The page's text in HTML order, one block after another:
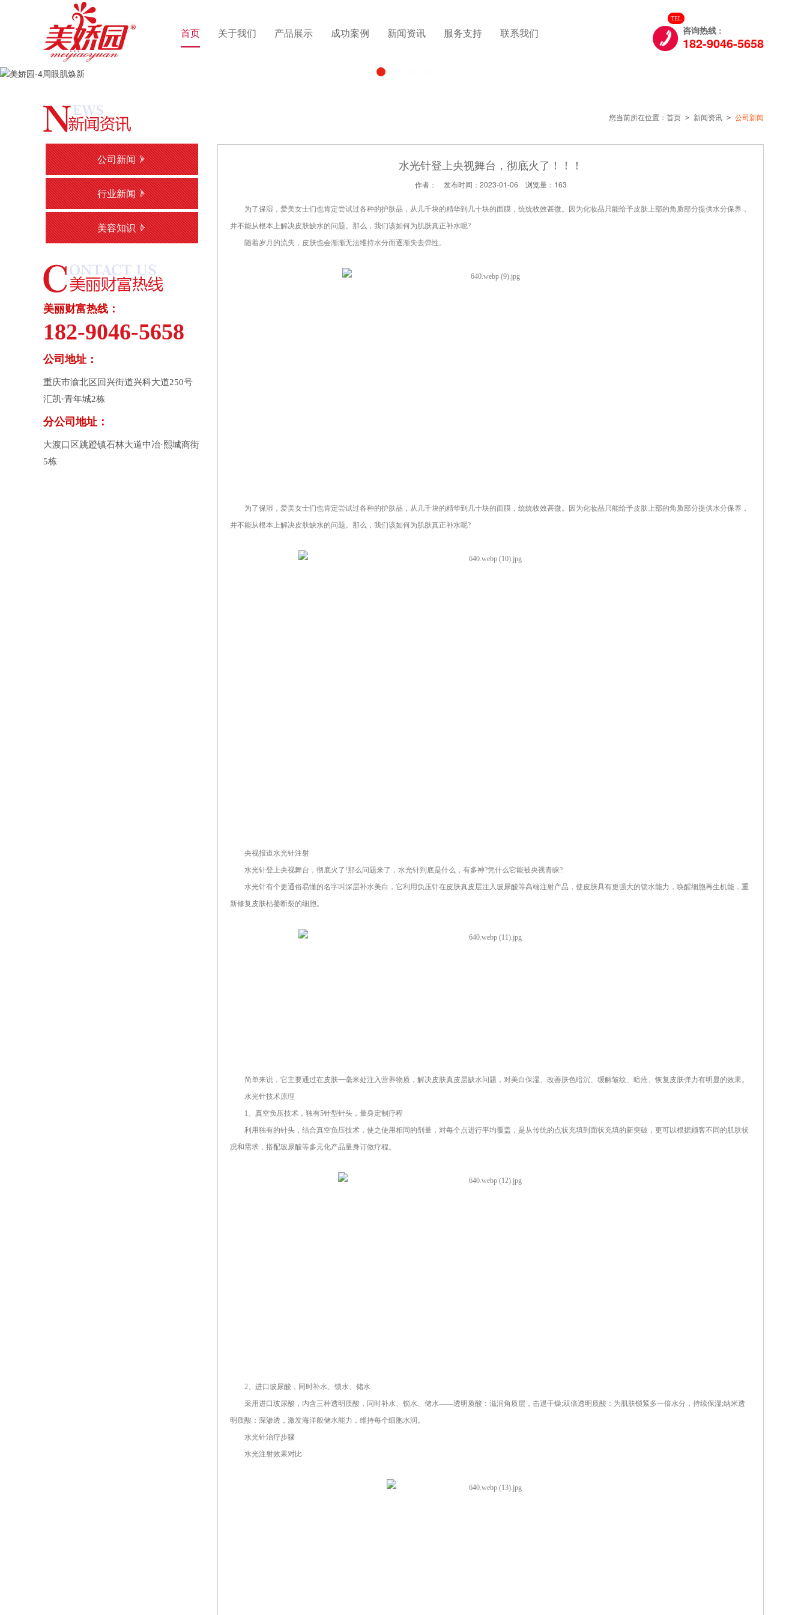
首页 关于我们 产品展示 成功案例 新闻资讯 服务支持 联系我们 
TEL
咨询热线 :
182-9046-5658
公司新闻
行业新闻
美容知识
美丽财富热线：
182-9046-5658
公司地址：
重庆市渝北区回兴街道兴科大道250号
汇凯·青年城2栋
分公司地址：
大渡口区跳蹬镇石林大道中冶·熙城商街
5栋
您当前所在位置： 首页 > 新闻资讯 > 公司新闻
水光针登上央视舞台，彻底火了！！！
作者： 发布时间：2023-01-06 浏览量： 163
为了保湿，爱美女士们也肯定尝试过各种的护肤品，从几千块的精华到几十块的面膜，统统收效甚微。因为化妆品只能给予皮肤上部的角质部分提供水分保养，
并不能从根本上解决皮肤缺水的问题。那么，我们该如何为肌肤真正补水呢?
随着岁月的流失，皮肤也会渐渐无法维持水分而逐渐失去弹性。
为了保湿，爱美女士们也肯定尝试过各种的护肤品，从几千块的精华到几十块的面膜，统统收效甚微。因为化妆品只能给予皮肤上部的角质部分提供水分保养，
并不能从根本上解决皮肤缺水的问题。那么，我们该如何为肌肤真正补水呢?
央视报道水光针注射
水光针登上央视舞台，彻底火了!那么问题来了，水光针到底是什么，有多神?凭什么它能被央视青睐?
水光针有个更通俗易懂的名字叫深层补水美白，它利用负压针在皮肤真皮层注入玻尿酸等高端注射产品，使皮肤具有更强大的锁水能力，唤醒细胞再生机能，重
新修复皮肤枯萎断裂的细胞。
简单来说，它主要通过在皮肤一毫米处注入营养物质，解决皮肤真皮层缺水问题，对美白保湿、改善肤色暗沉、缓解皱纹、暗疮、恢复皮肤弹力有明显的效果。
水光针技术原理
1、真空负压技术，独有5针型针头，量身定制疗程
利用独有的针头，结合真空负压技术，使之使用相同的剂量，对每个点进行平均覆盖，是从传统的点状充填到面状充填的新突破，更可以根据顾客不同的肌肤状
况和需求，搭配玻尿酸等多元化产品量身订做疗程。
2、进口玻尿酸，同时补水、锁水、储水
采用进口玻尿酸，内含三种透明质酸，同时补水、锁水、储水——透明质酸：滋润角质层，击退干燥;双倍透明质酸：为肌肤锁紧多一倍水分，持续保湿;纳米透
明质酸：深渗透，激发海洋般储水能力，维持每个细胞水润。
水光针治疗步骤
水光注射效果对比